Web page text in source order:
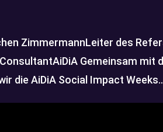
ZimmermannLeiter des
Gemeinsam mit
die AiDiA Social Impact